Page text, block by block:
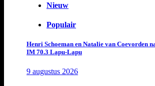
Nieuw
Populair
Henri Schoeman en Natalie van Coevorden
IM 70.3 Lapu-Lapu
9 augustus 2026